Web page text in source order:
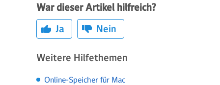
War dieser Artikel hilfreich?
Ja
Nein
Weitere Hilfethemen
Online-Speicher für Mac